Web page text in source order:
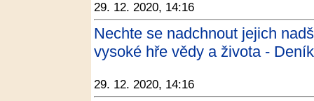
29. 12. 2020, 14:16
Nechte se nadchnout jejich
vysoké hře vědy a života -
29. 12. 2020, 14:16